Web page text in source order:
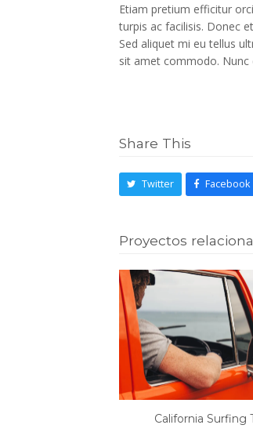
Etiam pretium efficitur
turpis ac facilisis. Donec
Sed aliquet mi eu tellus
sit amet commodo.
Share This
Twitter Facebook
Proyectos
California Surfing